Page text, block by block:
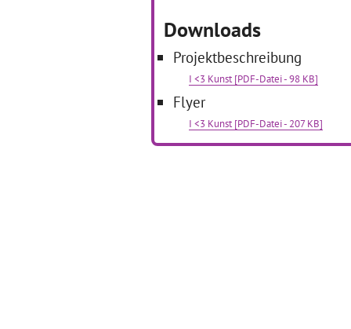
Downloads
Projektbeschreibung
I <3 Kunst [PDF-Datei - 98 KB]
Flyer
I <3 Kunst [PDF-Datei - 207 KB]